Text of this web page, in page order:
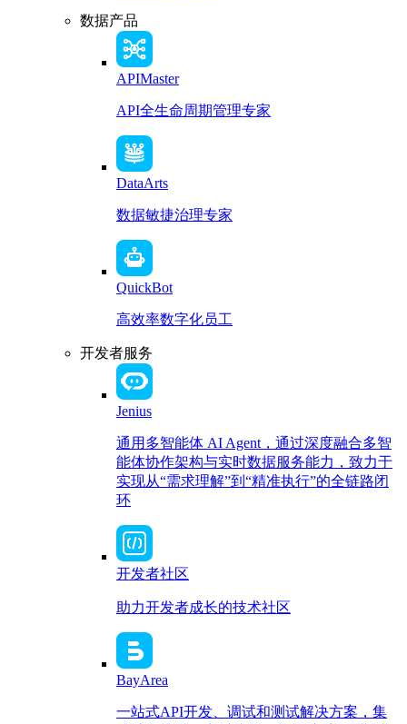
数据产品
APIMaster
API全生命周期管理专家
DataArts
数据敏捷治理专家
QuickBot
高效率数字化员工
开发者服务
Jenius
通用多智能体 AI Agent，通过深度融合多智
能体协作架构与实时数据服务能力，致力于
实现从“需求理解”到“精准执行”的全链路闭
环
开发者社区
助力开发者成长的技术社区
BayArea
一站式API开发、调试和测试解决方案，集